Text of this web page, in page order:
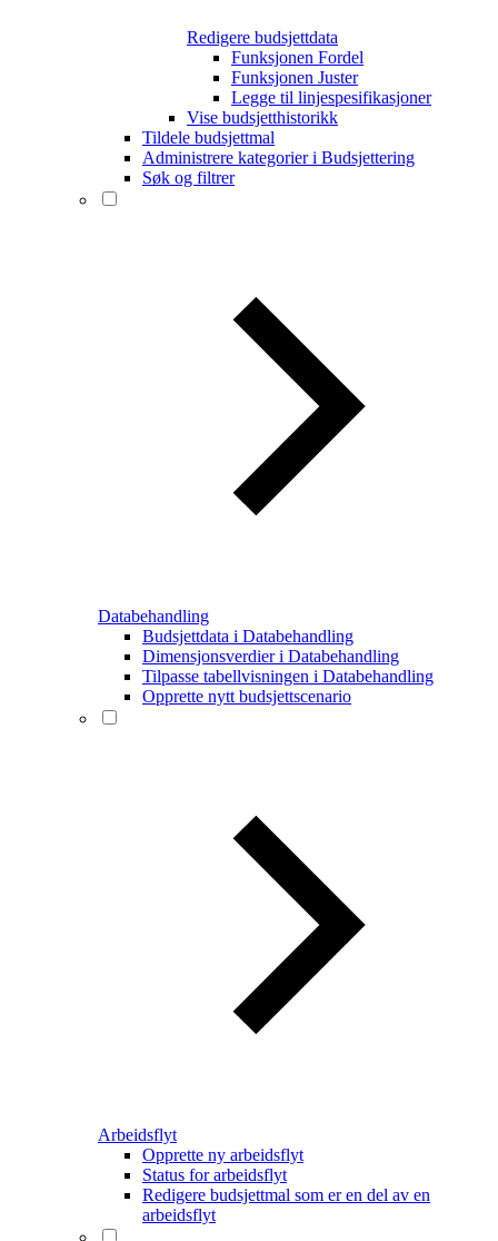
Redigere budsjettdata
Funksjonen Fordel
Funksjonen Juster
Legge til linjespesifikasjoner
Vise budsjetthistorikk
Tildele budsjettmal
Administrere kategorier i Budsjettering
Søk og filtrer
Databehandling
Budsjettdata i Databehandling
Dimensjonsverdier i Databehandling
Tilpasse tabellvisningen i Databehandling
Opprette nytt budsjettscenario
Arbeidsflyt
Opprette ny arbeidsflyt
Status for arbeidsflyt
Redigere budsjettmal som er en del av en
arbeidsflyt